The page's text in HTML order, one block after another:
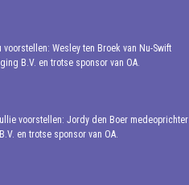
voorstellen: Wesley ten Broek van Nu-Swift
B.V. en trotse sponsor van OA.
voorstellen: Jordy den Boer medeoprichter
en trotse sponsor van OA.